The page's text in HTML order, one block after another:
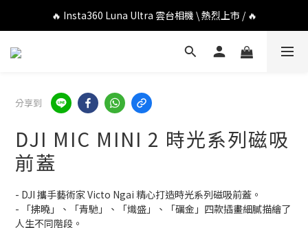
🔥 DJI OSMO POCKET 4P 口袋相機 \ 熱烈上市 / 🔥
🔥 Insta360 Luna Ultra 雲台相機 \ 熱烈上市 / 🔥
🔥 Insta360 GO Ultra Hello Kitty 聯名限定套裝 \ 時尚上市 / 🔥
分享到
DJI MIC MINI 2 時光系列磁吸
前蓋
- DJI 攜手藝術家 Victo Ngai 精心打造時光系列磁吸前蓋。
- 「拂曉」、「青馳」、「熾盛」、「礪金」四款插畫細膩描繪了
人生不同階段。